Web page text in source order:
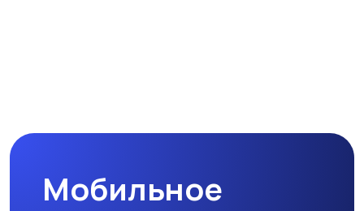
Мобильное